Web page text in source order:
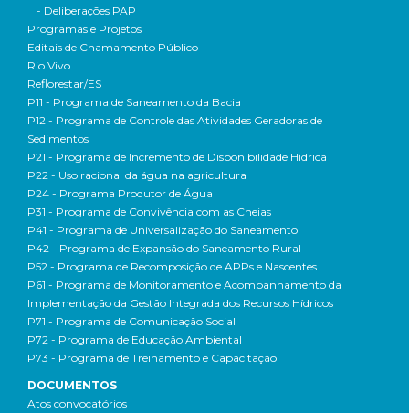
- Deliberações PAP
Programas e Projetos
Editais de Chamamento Público
Rio Vivo
Reflorestar/ES
P11 - Programa de Saneamento da Bacia
P12 - Programa de Controle das Atividades Geradoras de
Sedimentos
P21 - Programa de Incremento de Disponibilidade Hídrica
P22 - Uso racional da água na agricultura
P24 - Programa Produtor de Água
P31 - Programa de Convivência com as Cheias
P41 - Programa de Universalização do Saneamento
P42 - Programa de Expansão do Saneamento Rural
P52 - Programa de Recomposição de APPs e Nascentes
P61 - Programa de Monitoramento e Acompanhamento da
Implementação da Gestão Integrada dos Recursos Hídricos
P71 - Programa de Comunicação Social
P72 - Programa de Educação Ambiental
P73 - Programa de Treinamento e Capacitação
DOCUMENTOS
Atos convocatórios